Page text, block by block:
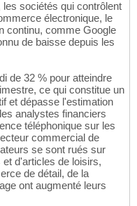
sociétés qui contrôlent
électronique, le
continu, comme Google
de baisse depuis les
de 32 % pour atteindre
ce qui constitue un
et dépasse l'estimation
analystes financiers
téléphonique sur les
commercial de
se sont rués sur
d'articles de loisirs,
de détail, de la
ont augmenté leurs